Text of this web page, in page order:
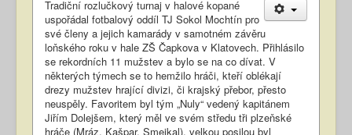
Tradiční rozlučkový turnaj v halové kopané
uspořádal fotbalový oddíl TJ Sokol Mochtín pro
své členy a jejich kamarády v samotném závěru
loňského roku v hale ZŠ Čapkova v Klatovech. Přihlásilo
se rekordních 11 mužstev a bylo se na co dívat. V
některých týmech se to hemžilo hráči, kteří oblékají
drezy mužstev hrající divizi, či krajský přebor, přesto
neuspěly. Favoritem byl tým „Nuly“ vedený kapitánem
Jiřím Dolejšem, který měl ve svém středu tři plzeňské
hráče (Mráz, Kašpar, Smejkal), velkou posilou byl